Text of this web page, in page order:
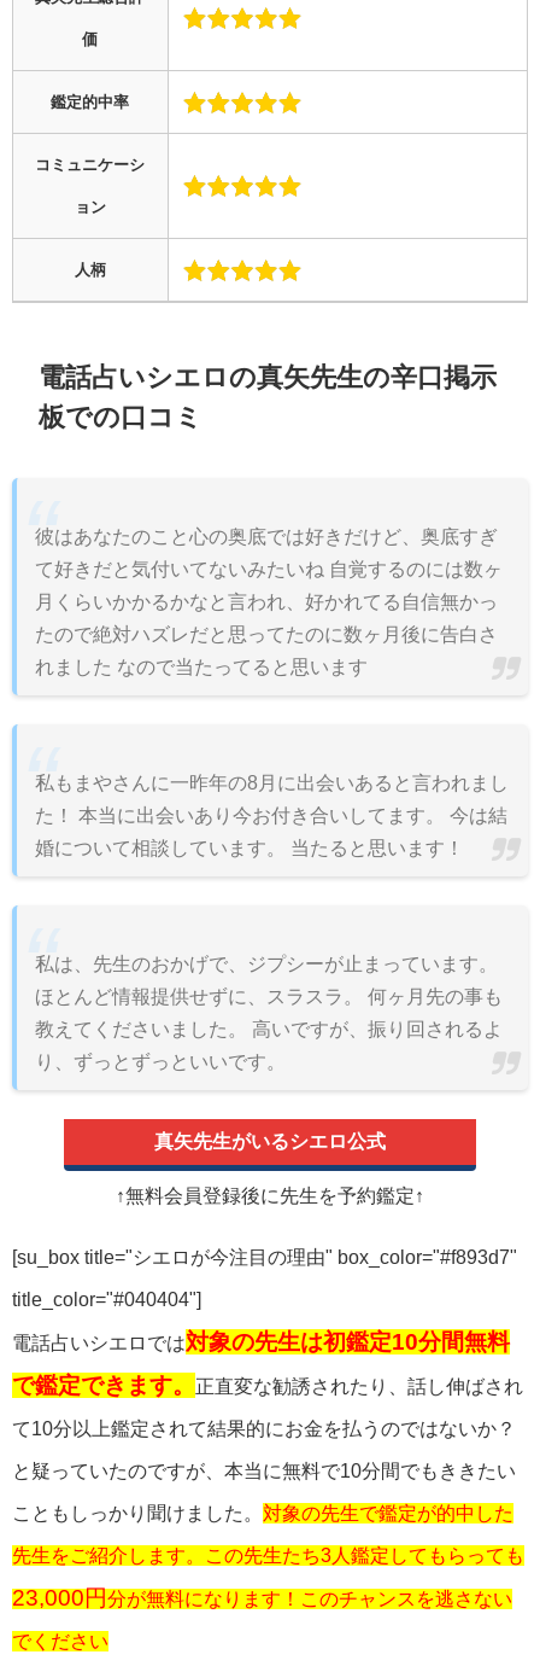
価
鑑定的中率
コミュニケーシ
ョン
人柄
電話占いシエロの真矢先生の辛口掲示
板での口コミ
彼はあなたのこと心の奥底では好きだけど、奥底すぎ
て好きだと気付いてないみたいね 自覚するのには数ヶ
月くらいかかるかなと言われ、好かれてる自信無かっ
たので絶対ハズレだと思ってたのに数ヶ月後に告白さ
れました なので当たってると思います
私もまやさんに一昨年の8月に出会いあると言われまし
た！ 本当に出会いあり今お付き合いしてます。 今は結
婚について相談しています。 当たると思います！
私は、先生のおかげで、ジプシーが止まっています。
ほとんど情報提供せずに、スラスラ。 何ヶ月先の事も
教えてくださいました。 高いですが、振り回されるよ
り、ずっとずっといいです。
真矢先生がいるシエロ公式
↑無料会員登録後に先生を予約鑑定↑
[su_box title="シエロが今注目の理由" box_color="#f893d7"
title_color="#040404"]
電話占いシエロでは対象の先生は初鑑定10分間無料
で鑑定できます。
正直変な勧誘されたり、話し伸ばされ
て10分以上鑑定されて結果的にお金を払うのではないか？
と疑っていたのですが、本当に無料で10分間でもききたい
こともしっかり聞けました。 対象の先生で鑑定が的中した
先生をご紹介します。この先生たち3人鑑定してもらっても
23,000円分が無料になります！このチャンスを逃さない
でください